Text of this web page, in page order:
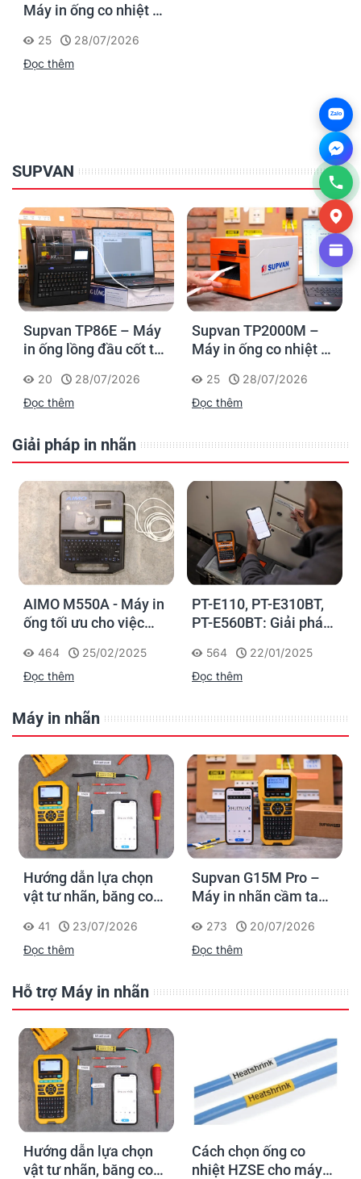
Máy in ống co nhiệt cỡ
cáp động lực
25
28/07/2026
Đọc thêm
SUPVAN
Supvan TP86E – Máy
in ống lồng đầu cốt tốc
bảng điện & nhà máy
sản lượng lớn
20
28/07/2026
Đọc thêm
Supvan TP2000M –
Máy in ống co nhiệt cỡ
cáp động lực
25
28/07/2026
Đọc thêm
Giải pháp in nhãn
AIMO M550A - Máy in
ống tối ưu cho việc
nhận diện cáp điện,
cáp mạng
464
25/02/2025
Đọc thêm
PT-E110, PT-E310BT,
PT-E560BT: Giải pháp
nghiệp của Brother
564
22/01/2025
Đọc thêm
Máy in nhãn
Hướng dẫn lựa chọn
vật tư nhãn, băng co
Supvan G15M Pro
41
23/07/2026
Đọc thêm
Supvan G15M Pro –
Máy in nhãn cầm tay
dấu một lần, tra cứu
trọn đời công trình
273
20/07/2026
Đọc thêm
Hỗ trợ Máy in nhãn
Hướng dẫn lựa chọn
vật tư nhãn, băng co
Cách chọn ống co
nhiệt HZSE cho máy in
Zalo